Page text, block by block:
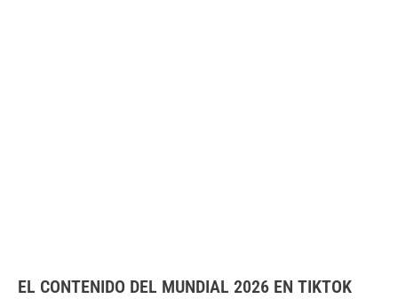
EL CONTENIDO DEL MUNDIAL 2026 EN TIKTOK